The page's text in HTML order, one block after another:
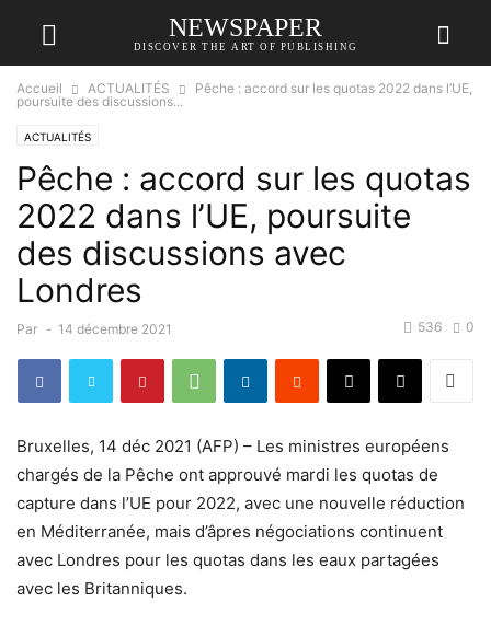
NEWSPAPER
DISCOVER THE ART OF PUBLISHING
Accueil ACTUALITÉS
Pêche : accord sur les quotas 2022 dans l’UE,
poursuite des discussions...
ACTUALITÉS
Pêche : accord sur les quotas
2022 dans l’UE, poursuite
des discussions avec
Londres
Par - 14 décembre 2021 0
536
Bruxelles, 14 déc 2021 (AFP) – Les ministres européens
chargés de la Pêche ont approuvé mardi les quotas de
capture dans l’UE pour 2022, avec une nouvelle réduction
en Méditerranée, mais d’âpres négociations continuent
avec Londres pour les quotas dans les eaux partagées
avec les Britanniques.